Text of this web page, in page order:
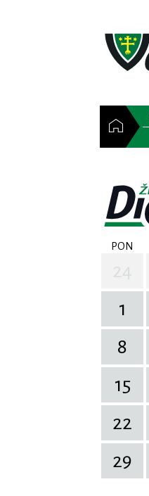
PON
1
8
15
22
29